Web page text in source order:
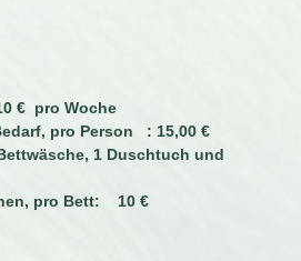
€ pro Woche
pro Person : 15,00 €
1 Duschtuch und
pro Bett: 10 €